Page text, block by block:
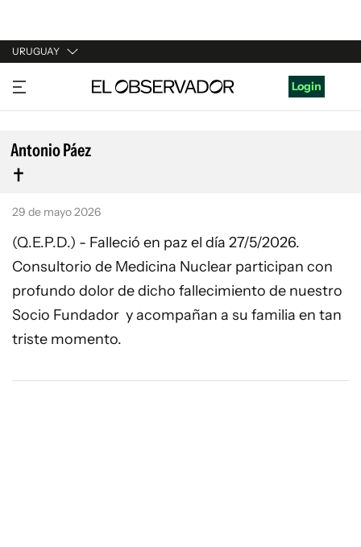
URUGUAY
URUGUAY
ARGENTINA
ESPAÑA
ESTADOS UNIDOS
Login
Antonio Páez
29 de mayo 2026
(Q.E.P.D.) - Falleció en paz el día 27/5/2026.
Consultorio de Medicina Nuclear participan con
profundo dolor de dicho fallecimiento de nuestro
Socio Fundador y acompañan a su familia en tan
triste momento.